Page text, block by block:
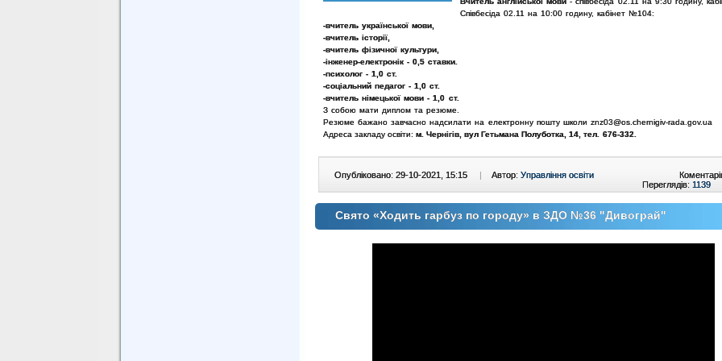
Співбесіда 02.11 на 10:00 годину, кабінет №104:
-вчитель української мови,
-вчитель історії,
-вчитель фізичної культури,
-інженер-електронік - 0,5 ставки.
-психолог - 1,0 ст.
-соціальний педагог - 1,0 ст.
-вчитель німецької мови - 1,0 ст.
З собою мати диплом та резюме.
Резюме бажано завчасно надсилати на електронну пошту школи znz03@os.chernigiv-rada.gov.ua
Адреса закладу освіти: м. Чернігів, вул Гетьмана Полуботка, 14, тел. 676-332.
Опубліковано: 29-10-2021, 15:15 | Автор: Управління освіти
Переглядів: 1139
Свято «Ходить гарбуз по городу» в ЗДО №36 "Дивограй"